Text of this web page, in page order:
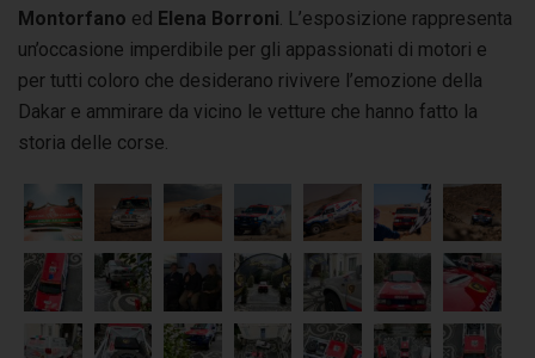
Montorfano ed Elena Borroni . L’esposizione rappresenta
un’occasione imperdibile per gli appassionati di motori e
per tutti coloro che desiderano rivivere l’emozione della
Dakar e ammirare da vicino le vetture che hanno fatto la
storia delle corse.